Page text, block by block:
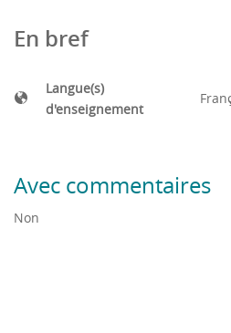
En bref
Langue(s)
d'enseignement
Avec commentaires
Non